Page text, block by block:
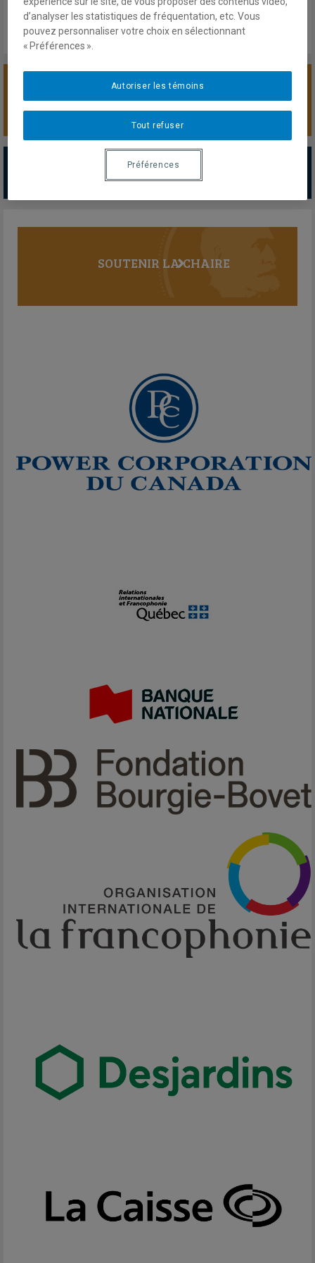
SOUTENIR LA CHAIRE
PARTENAIRES MAJEURS
Tous les partenaires
SOUTENIR LA CHAIRE
d’analyser les statistiques de fréquentation, etc. Vous
pouvez personnaliser votre choix en sélectionnant
« Préférences ».
Tout refuser
Autoriser les témoins
Préférences